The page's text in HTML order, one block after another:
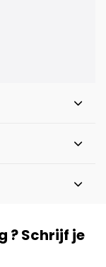
? Schrijf je